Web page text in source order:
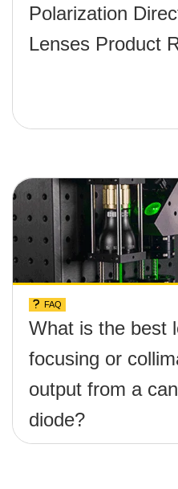
Polarization
Lenses Product
FAQ
What is the best
focusing or
output from a
diode?